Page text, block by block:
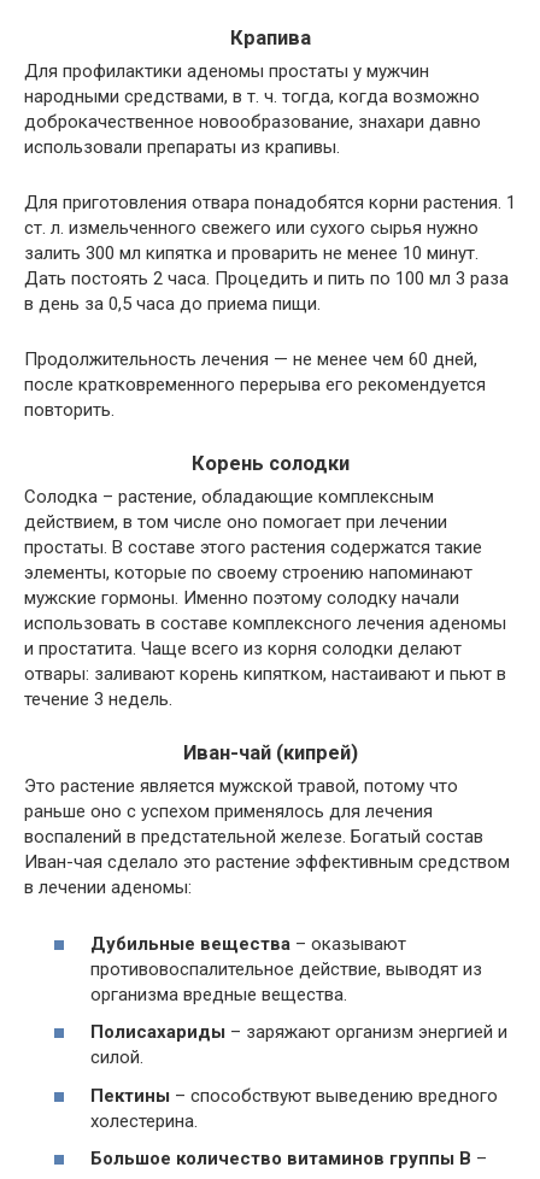
Крапива
Для профилактики аденомы простаты у мужчин
народными средствами, в т. ч. тогда, когда возможно
доброкачественное новообразование, знахари давно
использовали препараты из крапивы.
Для приготовления отвара понадобятся корни растения. 1
ст. л. измельченного свежего или сухого сырья нужно
залить 300 мл кипятка и проварить не менее 10 минут.
Дать постоять 2 часа. Процедить и пить по 100 мл 3 раза
в день за 0,5 часа до приема пищи.
Продолжительность лечения — не менее чем 60 дней,
после кратковременного перерыва его рекомендуется
повторить.
Корень солодки
Солодка – растение, обладающие комплексным
действием, в том числе оно помогает при лечении
простаты. В составе этого растения содержатся такие
элементы, которые по своему строению напоминают
мужские гормоны. Именно поэтому солодку начали
использовать в составе комплексного лечения аденомы
и простатита. Чаще всего из корня солодки делают
отвары: заливают корень кипятком, настаивают и пьют в
течение 3 недель.
Иван-чай (кипрей)
Это растение является мужской травой, потому что
раньше оно с успехом применялось для лечения
воспалений в предстательной железе. Богатый состав
Иван-чая сделало это растение эффективным средством
в лечении аденомы:
Дубильные вещества – оказывают
противовоспалительное действие, выводят из
организма вредные вещества.
Полисахариды – заряжают организм энергией и
силой.
Пектины – способствуют выведению вредного
холестерина.
Большое количество витаминов группы B –